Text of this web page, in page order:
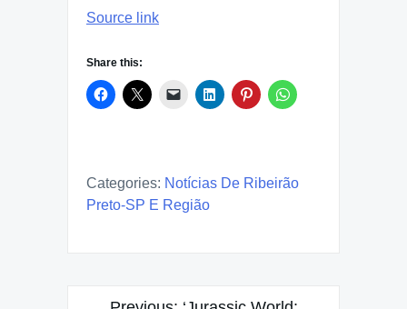
Source link
Share this:
Categories: Notícias De Ribeirão
Preto-SP E Região
Post